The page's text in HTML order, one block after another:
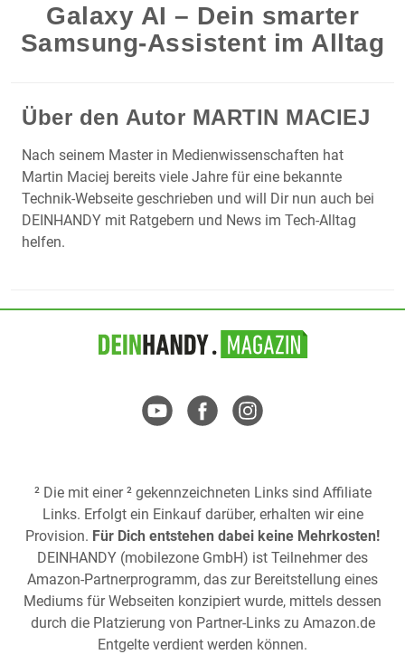
Galaxy AI – Dein smarter
Samsung-Assistent im Alltag
Über den Autor MARTIN MACIEJ
Nach seinem Master in Medienwissenschaften hat
Martin Maciej bereits viele Jahre für eine bekannte
Technik-Webseite geschrieben und will Dir nun auch bei
DEINHANDY mit Ratgebern und News im Tech-Alltag
helfen.
² Die mit einer ² gekennzeichneten Links sind Affiliate
Links. Erfolgt ein Einkauf darüber, erhalten wir eine
Provision. Für Dich entstehen dabei keine Mehrkosten!
DEINHANDY (mobilezone GmbH) ist Teilnehmer des
Amazon-Partnerprogramm, das zur Bereitstellung eines
Mediums für Webseiten konzipiert wurde, mittels dessen
durch die Platzierung von Partner-Links zu Amazon.de
Entgelte verdient werden können.